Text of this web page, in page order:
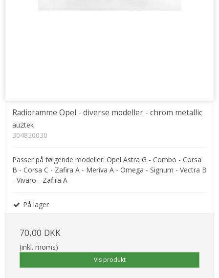
Radioramme Opel - diverse modeller - chrom metallic
au2tek
304830030
Passer på følgende modeller: Opel Astra G - Combo - Corsa
B - Corsa C - Zafira A - Meriva A - Omega - Signum - Vectra B
- Vivaro - Zafira A
På lager
70,00 DKK
(inkl. moms)
Vis produkt